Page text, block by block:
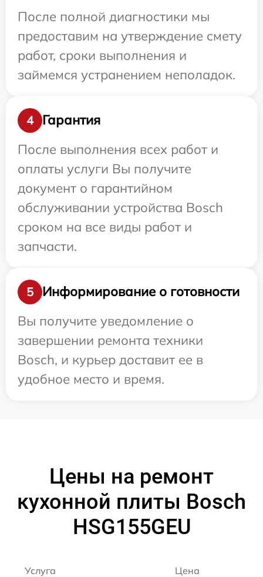
После полной диагностики мы
предоставим на утверждение смету
работ, сроки выполнения и
займемся устранением неполадок.
4
Гарантия
После выполнения всех работ и
оплаты услуги Вы получите
документ о гарантийном
обслуживании устройства Bosch
сроком на все виды работ и
запчасти.
5
Информирование о готовности
Вы получите уведомление о
завершении ремонта техники
Bosch, и курьер доставит ее в
удобное место и время.
Цены на ремонт
кухонной плиты Bosch
HSG155GEU
Услуга Цена